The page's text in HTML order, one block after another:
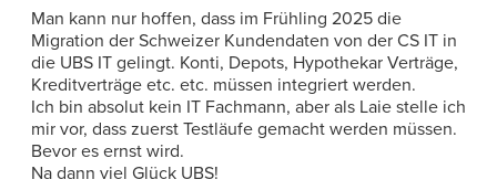
Man kann nur hoffen, dass im Frühling 2025 die
Migration der Schweizer Kundendaten von der CS IT in
die UBS IT gelingt. Konti, Depots, Hypothekar Verträge,
Kreditverträge etc. etc. müssen integriert werden.
Ich bin absolut kein IT Fachmann, aber als Laie stelle ich
mir vor, dass zuerst Testläufe gemacht werden müssen.
Bevor es ernst wird.
Na dann viel Glück UBS!